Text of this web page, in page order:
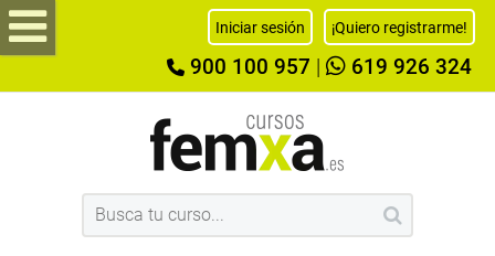
Iniciar sesión ¡Quiero registrarme!
900 100 957 619 926 324